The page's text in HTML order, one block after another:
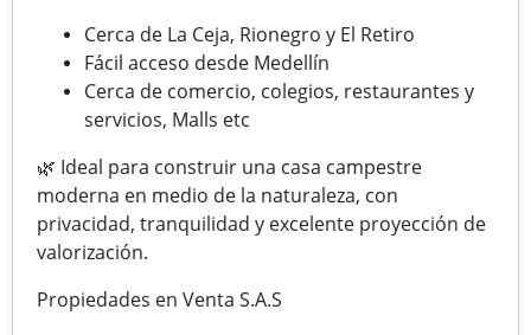
Cerca de La Ceja, Rionegro y El Retiro
Fácil acceso desde Medellín
Cerca de comercio, colegios, restaurantes y
servicios, Malls etc
🌿 Ideal para construir una casa campestre
moderna en medio de la naturaleza, con
privacidad, tranquilidad y excelente proyección de
valorización.
Propiedades en Venta S.A.S